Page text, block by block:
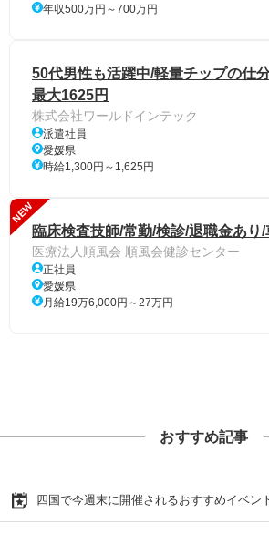
年収500万円～700万円
50代男性も活躍中/軽量チップの仕
最大1625円
株式会社ワールドインテック
派遣社員
愛媛県
時給1,300円～1,625円
NEW
臨床検査技師/常勤/検診/退職金あり
医療法人順風会 順風会健診センター
正社員
愛媛県
月給19万6,000円～27万円
おすすめ記事
四国で今週末に開催されるおすすめイベン